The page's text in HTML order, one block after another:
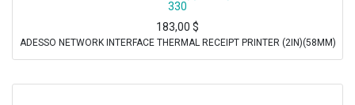
330
183,00 $
ADESSO NETWORK INTERFACE THERMAL RECEIPT PRINTER (2IN)(58MM)